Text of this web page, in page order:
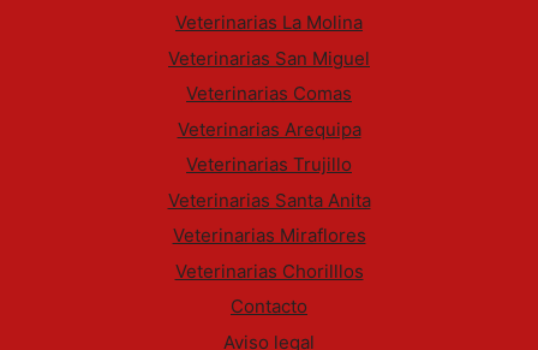
Veterinarias La Molina
Veterinarias San Miguel
Veterinarias Comas
Veterinarias Arequipa
Veterinarias Trujillo
Veterinarias Santa Anita
Veterinarias Miraflores
Veterinarias Chorilllos
Contacto
Aviso legal